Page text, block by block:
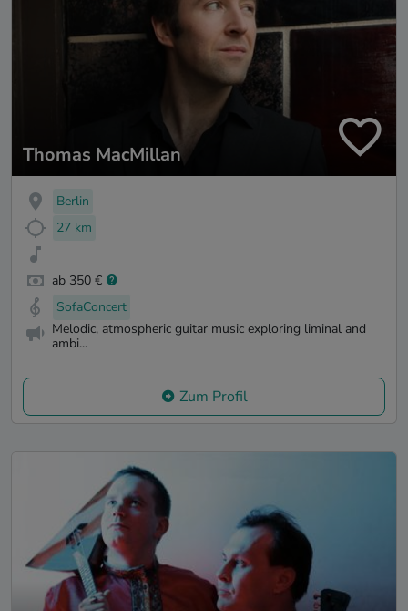
Thomas MacMillan
Berlin
27 km
ab 350 €
SofaConcert
Melodic, atmospheric guitar music exploring liminal and
ambi...
Zum Profil